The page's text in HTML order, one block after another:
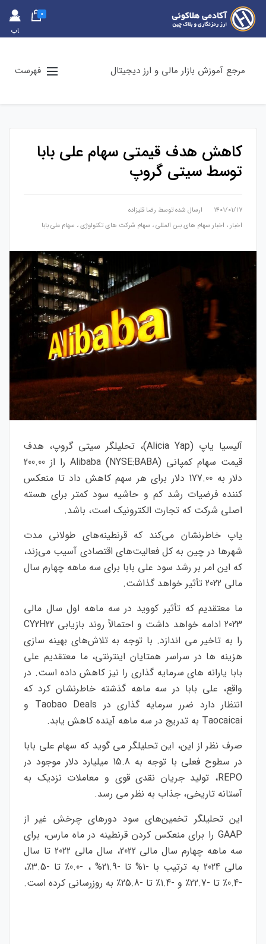
حس
اب
0
مرجع آموزش بازار مالی و ارز دیجیتال فهرست
کاهش هدف قیمتی سهام علی بابا
توسط سیتی گروپ
۱۴۰۱/۰۱/۱۷ ارسال شده توسط رضا قلیزاده
اخبار ، اخبار سهام های بین المللی، سهام شرکت های تکنولوژی، سهام علی بابا
آلیسیا یاپ (Alicia Yap)، تحلیلگر سیتی گروپ، هدف
قیمت سهام کمپانی Alibaba (NYSE:BABA) را از 200.00
دلار به 177.00 دلار برای هر سهم کاهش داد تا منعکس
کننده فرضیات رشد کم و حاشیه سود کمتر برای هسته
اصلی شرکت که تجارت الکترونیک است، باشد.
یاپ خاطرنشان می‌کند که قرنطینه‌های طولانی مدت
شهرها در چین به کل فعالیت‌های اقتصادی آسیب می‌زند،
که این امر بر رشد سود علی بابا برای سه ماهه چهارم سال
مالی 2022 تأثیر خواهد گذاشت.
ما معتقدیم که تأثیر کووید در سه ماهه اول سال مالی
2023 ادامه خواهد داشت و احتمالاً روند بازیابی CY2H22
را به تاخیر می اندازد. با توجه به تلاش‌های بهینه سازی
هزینه ها در سراسر همتایان اینترنتی، ما معتقدیم علی
بابا یارانه های سرمایه گذاری را نیز کاهش داده است. در
واقع، علی بابا در سه ماهه گذشته خاطرنشان کرد که
انتظار دارد ضرر سرمایه گذاری در Taobao Deals و
Taocaicai به تدریج در سه ماهه آینده کاهش یابد.
صرف نظر از این، این تحلیلگر می گوید که سهام علی بابا
در سطوح فعلی با توجه به 15.8 میلیارد دلار موجود در
REPO، تولید جریان نقدی قوی و معاملات نزدیک به
آستانه تاریخی، جذاب به نظر می رسد.
این تحلیلگر تخمین‌های سود دورهای چرخش غیر از
GAAP را برای منعکس کردن قرنطینه در ماه مارس، برای
سه ماهه چهارم سال مالی 2022، سال مالی 2022 تا سال
مالی 2024 به ترتیب با -1% تا -21.9% ، -0.0٪ تا -3.5٪،
-0.4٪ تا -22.7٪ و -1.4٪ تا -25.8٪ به روزرسانی کرده است.